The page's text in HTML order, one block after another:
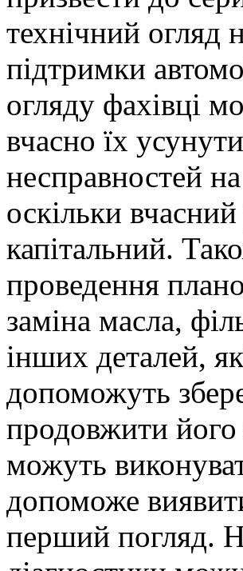
технічний
підтримки
огляду фахівці
вчасно їх
несправностей
оскільки
капітальний.
проведення
заміна масла,
інших деталей,
допоможуть
продовжити його
можуть
допоможе
перший погляд.